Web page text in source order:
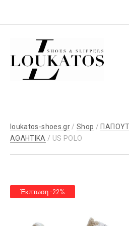
loukatos-
shoes.gr
loukatos-shoes.gr/Shop /
ΑΘΛΗΤΙΚΑ / US POLO
Έκπτωση -22%